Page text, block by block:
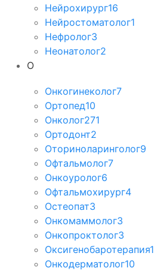
Нейрохирург16
Нейростоматолог1
Нефролог3
Неонатолог2
О
Онкогинеколог7
Ортопед10
Онколог271
Ортодонт2
Оториноларинголог9
Офтальмолог7
Онкоуролог6
Офтальмохирург4
Остеопат3
Онкомаммолог3
Онкопроктолог3
Оксигенобаротерапия1
Онкодерматолог10